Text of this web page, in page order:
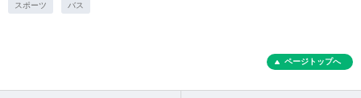
スポーツ バス
ページトップへ